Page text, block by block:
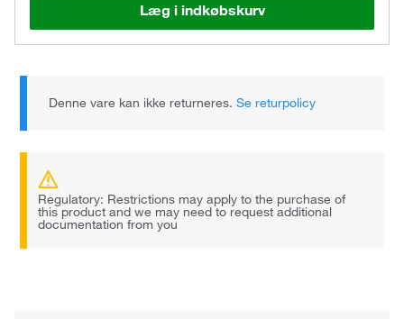
Læg i indkøbskurv
Denne vare kan ikke returneres.Se returpolicy
Regulatory: Restrictions may apply to the purchase of
this product and we may need to request additional
documentation from you